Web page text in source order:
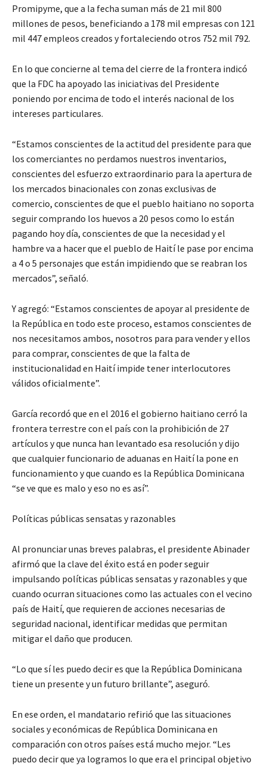
Promipyme, que a la fecha suman más de 21 mil 800
millones de pesos, beneficiando a 178 mil empresas con 121
mil 447 empleos creados y fortaleciendo otros 752 mil 792.
En lo que concierne al tema del cierre de la frontera indicó
que la FDC ha apoyado las iniciativas del Presidente
poniendo por encima de todo el interés nacional de los
intereses particulares.
“Estamos conscientes de la actitud del presidente para que
los comerciantes no perdamos nuestros inventarios,
conscientes del esfuerzo extraordinario para la apertura de
los mercados binacionales con zonas exclusivas de
comercio, conscientes de que el pueblo haitiano no soporta
seguir comprando los huevos a 20 pesos como lo están
pagando hoy día, conscientes de que la necesidad y el
hambre va a hacer que el pueblo de Haití le pase por encima
a 4 o 5 personajes que están impidiendo que se reabran los
mercados”, señaló.
Y agregó: “Estamos conscientes de apoyar al presidente de
la República en todo este proceso, estamos conscientes de
nos necesitamos ambos, nosotros para para vender y ellos
para comprar, conscientes de que la falta de
institucionalidad en Haití impide tener interlocutores
válidos oficialmente”.
García recordó que en el 2016 el gobierno haitiano cerró la
frontera terrestre con el país con la prohibición de 27
artículos y que nunca han levantado esa resolución y dijo
que cualquier funcionario de aduanas en Haití la pone en
funcionamiento y que cuando es la República Dominicana
“se ve que es malo y eso no es así”.
Políticas públicas sensatas y razonables
Al pronunciar unas breves palabras, el presidente Abinader
afirmó que la clave del éxito está en poder seguir
impulsando políticas públicas sensatas y razonables y que
cuando ocurran situaciones como las actuales con el vecino
país de Haití, que requieren de acciones necesarias de
seguridad nacional, identificar medidas que permitan
mitigar el daño que producen.
“Lo que sí les puedo decir es que la República Dominicana
tiene un presente y un futuro brillante”, aseguró.
En ese orden, el mandatario refirió que las situaciones
sociales y económicas de República Dominicana en
comparación con otros países está mucho mejor. “Les
puedo decir que ya logramos lo que era el principal objetivo